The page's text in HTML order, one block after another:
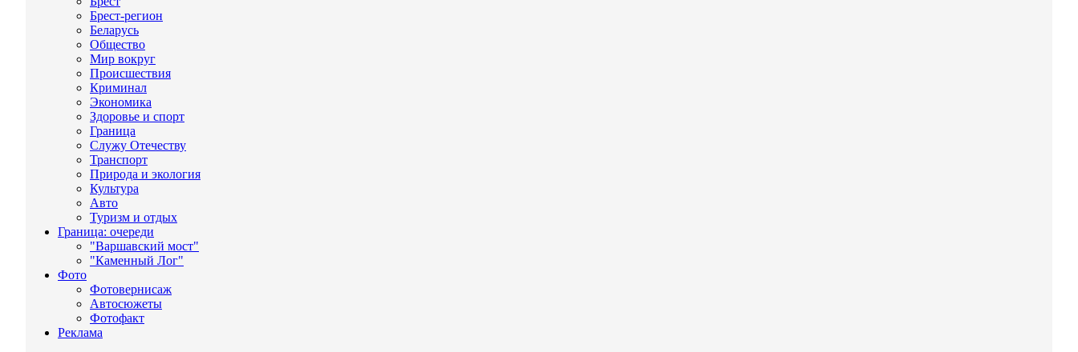
Брест-регион
Беларусь
Общество
Мир вокруг
Происшествия
Криминал
Экономика
Здоровье и спорт
Граница
Служу Отечеству
Транспорт
Природа и экология
Культура
Авто
Туризм и отдых
Граница: очереди
"Варшавский мост"
"Каменный Лог"
Фото
Фотовернисаж
Автосюжеты
Фотофакт
Реклама